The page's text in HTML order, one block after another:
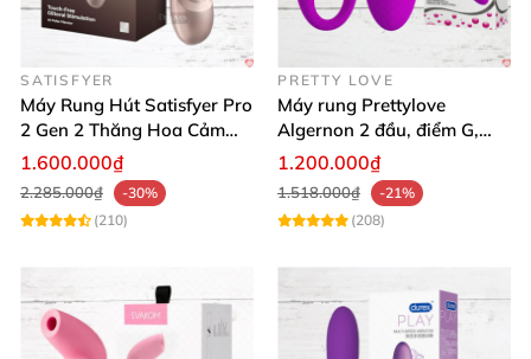
SATISFYER
Máy Rung Hút Satisfyer Pro
2 Gen 2 Thăng Hoa Cảm
Xúc Nhanh
1.600.000₫
2.285.000₫
-30%
(210)
PRETTY LOVE
Máy rung Prettylove
Algernon 2 đầu, điểm G,
cao cấp không dây
1.200.000₫
1.518.000₫
-21%
(208)